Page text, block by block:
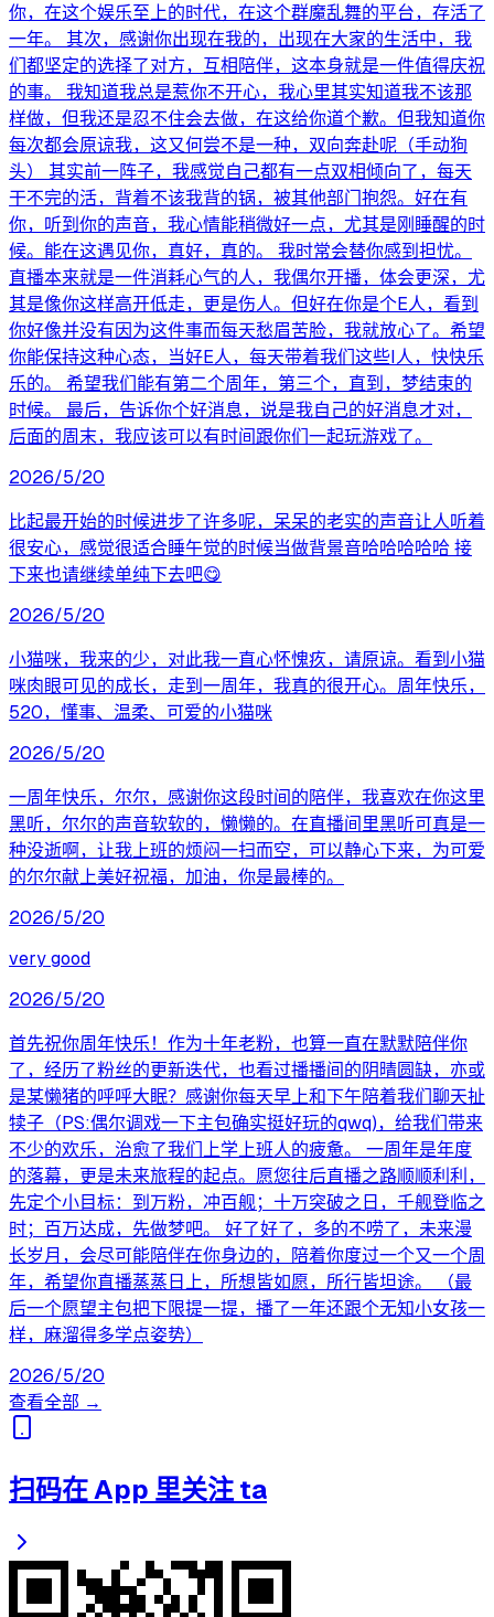
你，在这个娱乐至上的时代，在这个群魔乱舞的平台，存活了
一年。 其次，感谢你出现在我的，出现在大家的生活中，我
们都坚定的选择了对方，互相陪伴，这本身就是一件值得庆祝
的事。 我知道我总是惹你不开心，我心里其实知道我不该那
样做，但我还是忍不住会去做，在这给你道个歉。但我知道你
每次都会原谅我，这又何尝不是一种，双向奔赴呢（手动狗
头） 其实前一阵子，我感觉自己都有一点双相倾向了，每天
干不完的活，背着不该我背的锅，被其他部门抱怨。好在有
你，听到你的声音，我心情能稍微好一点，尤其是刚睡醒的时
候。能在这遇见你，真好，真的。 我时常会替你感到担忧。
直播本来就是一件消耗心气的人，我偶尔开播，体会更深，尤
其是像你这样高开低走，更是伤人。但好在你是个E人，看到
你好像并没有因为这件事而每天愁眉苦脸，我就放心了。希望
你能保持这种心态，当好E人，每天带着我们这些I人，快快乐
乐的。 希望我们能有第二个周年，第三个，直到，梦结束的
时候。 最后，告诉你个好消息，说是我自己的好消息才对，
后面的周末，我应该可以有时间跟你们一起玩游戏了。
2026/5/20
比起最开始的时候进步了许多呢，呆呆的老实的声音让人听着
很安心，感觉很适合睡午觉的时候当做背景音哈哈哈哈哈 接
下来也请继续单纯下去吧😋
2026/5/20
小猫咪，我来的少，对此我一直心怀愧疚，请原谅。看到小猫
咪肉眼可见的成长，走到一周年，我真的很开心。周年快乐，
520，懂事、温柔、可爱的小猫咪
2026/5/20
一周年快乐，尔尔，感谢你这段时间的陪伴，我喜欢在你这里
黑听，尔尔的声音软软的，懒懒的。在直播间里黑听可真是一
种没逝啊，让我上班的烦闷一扫而空，可以静心下来，为可爱
的尔尔献上美好祝福，加油，你是最棒的。
2026/5/20
very good
2026/5/20
首先祝你周年快乐！作为十年老粉，也算一直在默默陪伴你
了，经历了粉丝的更新迭代，也看过播播间的阴晴圆缺，亦或
是某懒猪的呼呼大眠？感谢你每天早上和下午陪着我们聊天扯
犊子（PS:偶尔调戏一下主包确实挺好玩的qwq)，给我们带来
不少的欢乐，治愈了我们上学上班人的疲惫。 一周年是年度
的落幕，更是未来旅程的起点。愿您往后直播之路顺顺利利，
先定个小目标：到万粉，冲百舰；十万突破之日，千舰登临之
时；百万达成，先做梦吧。 好了好了，多的不唠了，未来漫
长岁月，会尽可能陪伴在你身边的，陪着你度过一个又一个周
年，希望你直播蒸蒸日上，所想皆如愿，所行皆坦途。 （最
后一个愿望主包把下限提一提，播了一年还跟个无知小女孩一
样，麻溜得多学点姿势）
2026/5/20
查看全部 →
扫码在 App 里关注 ta